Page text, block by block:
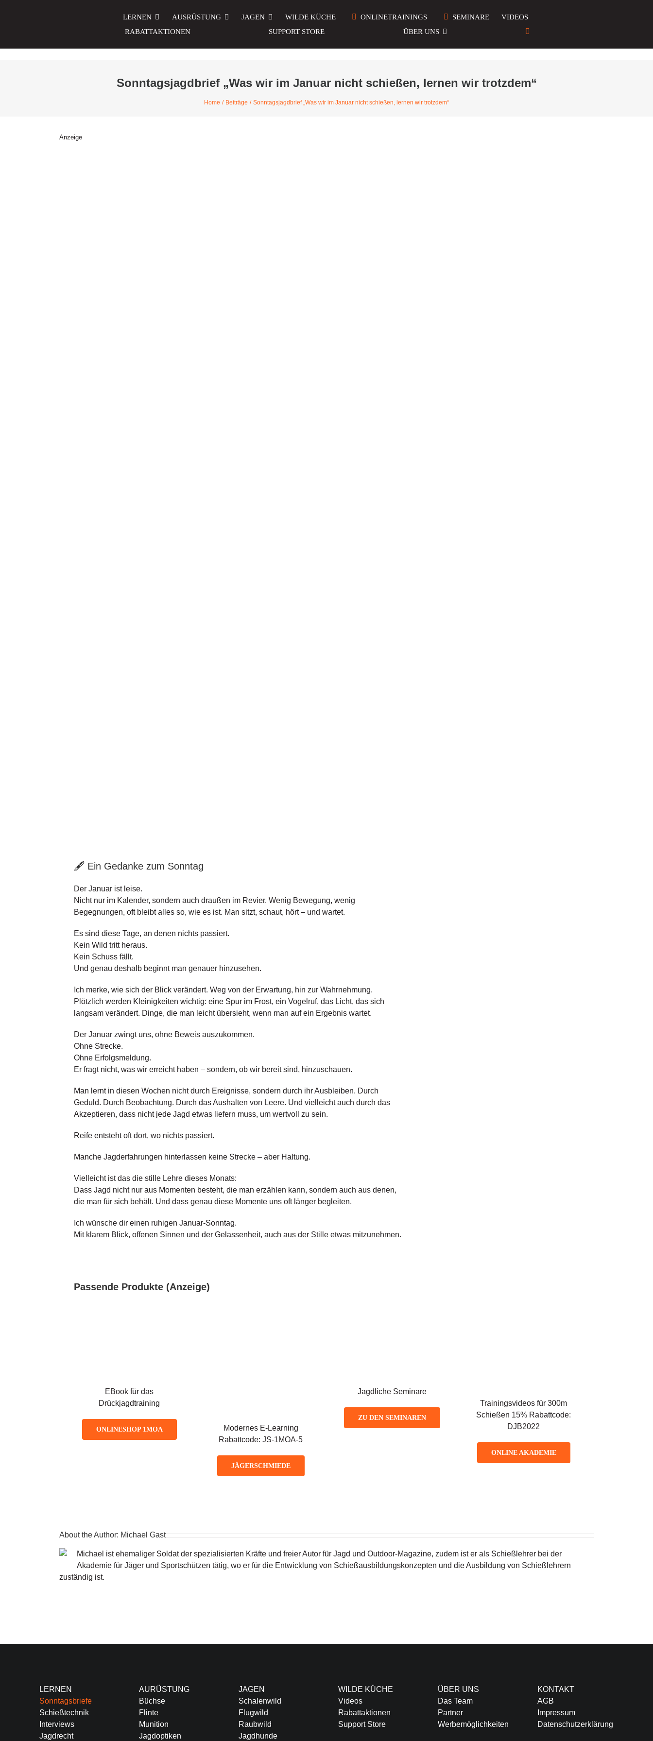
LERNEN AUSRÜSTUNG JAGEN WILDE KÜCHE ONLINETRAININGS SEMINARE
VIDEOS
RABATTAKTIONEN
SUPPORT STORE ÜBER UNS
Sonntagsjagdbrief „Was wir im Januar nicht schießen, lernen wir trotzdem“
Home Beiträge Sonntagsjagdbrief „Was wir im Januar nicht schießen, lernen wir trotzdem“
Anzeige
🖋 Ein Gedanke zum Sonntag
Der Januar ist leise.
Nicht nur im Kalender, sondern auch draußen im Revier. Wenig Bewegung, wenig
Begegnungen, oft bleibt alles so, wie es ist. Man sitzt, schaut, hört – und wartet.
Es sind diese Tage, an denen nichts passiert.
Kein Wild tritt heraus.
Kein Schuss fällt.
Und genau deshalb beginnt man genauer hinzusehen.
Ich merke, wie sich der Blick verändert. Weg von der Erwartung, hin zur Wahrnehmung.
Plötzlich werden Kleinigkeiten wichtig: eine Spur im Frost, ein Vogelruf, das Licht, das sich
langsam verändert. Dinge, die man leicht übersieht, wenn man auf ein Ergebnis wartet.
Der Januar zwingt uns, ohne Beweis auszukommen.
Ohne Strecke.
Ohne Erfolgsmeldung.
Er fragt nicht, was wir erreicht haben – sondern, ob wir bereit sind, hinzuschauen.
Man lernt in diesen Wochen nicht durch Ereignisse, sondern durch ihr Ausbleiben. Durch
Geduld. Durch Beobachtung. Durch das Aushalten von Leere. Und vielleicht auch durch das
Akzeptieren, dass nicht jede Jagd etwas liefern muss, um wertvoll zu sein.
Reife entsteht oft dort, wo nichts passiert.
Manche Jagderfahrungen hinterlassen keine Strecke – aber Haltung.
Vielleicht ist das die stille Lehre dieses Monats:
Dass Jagd nicht nur aus Momenten besteht, die man erzählen kann, sondern auch aus denen,
die man für sich behält. Und dass genau diese Momente uns oft länger begleiten.
Ich wünsche dir einen ruhigen Januar-Sonntag.
Mit klarem Blick, offenen Sinnen und der Gelassenheit, auch aus der Stille etwas mitzunehmen.
Passende Produkte (Anzeige)
EBook für das
Drückjagdtraining
ONLINESHOP 1MOA
Modernes E-Learning
Rabattcode: JS-1MOA-5
JÄGERSCHMIEDE
Jagdliche Seminare
ZU DEN SEMINAREN
Trainingsvideos für 300m
Schießen 15% Rabattcode:
DJB2022
ONLINE AKADEMIE
About the Author: Michael Gast
Michael ist ehemaliger Soldat der spezialisierten Kräfte und freier Autor für Jagd und Outdoor-Magazine, zudem ist er als Schießlehrer bei der
Akademie für Jäger und Sportschützen tätig, wo er für die Entwicklung von Schießausbildungskonzepten und die Ausbildung von Schießlehrern
zuständig ist.
LERNEN
Sonntagsbriefe
Schießtechnik
Interviews
Jagdrecht
AURÜSTUNG
Büchse
Flinte
Munition
Jagdoptiken
JAGEN
Schalenwild
Flugwild
Raubwild
Jagdhunde
WILDE KÜCHE
Videos
Rabattaktionen
Support Store
ÜBER UNS
Das Team
Partner
Werbemöglichkeiten
KONTAKT
AGB
Impressum
Datenschutzerklärung